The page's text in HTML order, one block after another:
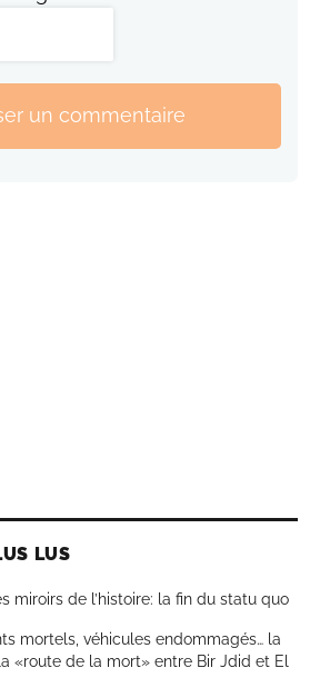
un commentaire
LUS
miroirs de l’histoire: la fin du statu quo
mortels, véhicules endommagés… la
«route de la mort» entre Bir Jdid et El